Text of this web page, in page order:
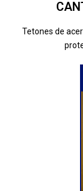
Tetones de